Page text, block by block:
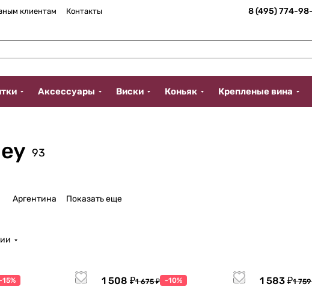
клиентам Контакты 8 (495) 774-
Аксессуары Виски Коньяк Крепленые вина
93
Аргентина Показать еще
15% 1 508 ₽1 675 ₽ -10% 1 583 ₽1